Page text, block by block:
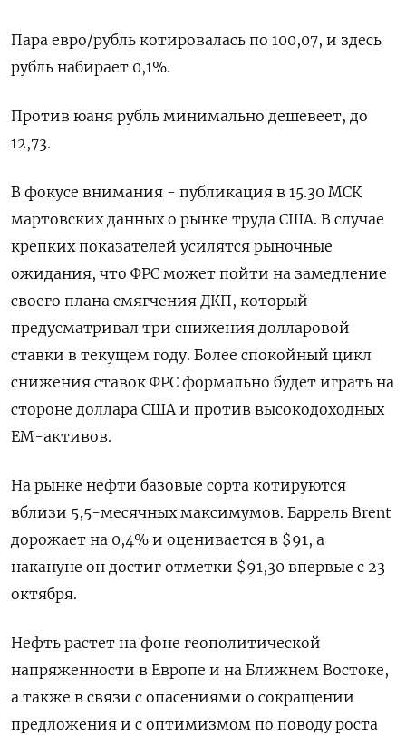
Пара евро/рубль котировалась по 100,07, и здесь
рубль набирает 0,1%.
Против юаня рубль минимально дешевеет, до
12,73.
В фокусе внимания - публикация в 15.30 МСК
мартовских данных о рынке труда США. В случае
крепких показателей усилятся рыночные
ожидания, что ФРС может пойти на замедление
своего плана смягчения ДКП, который
предусматривал три снижения долларовой
ставки в текущем году. Более спокойный цикл
снижения ставок ФРС формально будет играть на
стороне доллара США и против высокодоходных
ЕМ-активов.
На рынке нефти базовые сорта котируются
вблизи 5,5-месячных максимумов. Баррель Brent
дорожает на 0,4% и оценивается в $91, а
накануне он достиг отметки $91,30 впервые с 23
октября.
Нефть растет на фоне геополитической
напряженности в Европе и на Ближнем Востоке,
а также в связи с опасениями о сокращении
предложения и с оптимизмом по поводу роста